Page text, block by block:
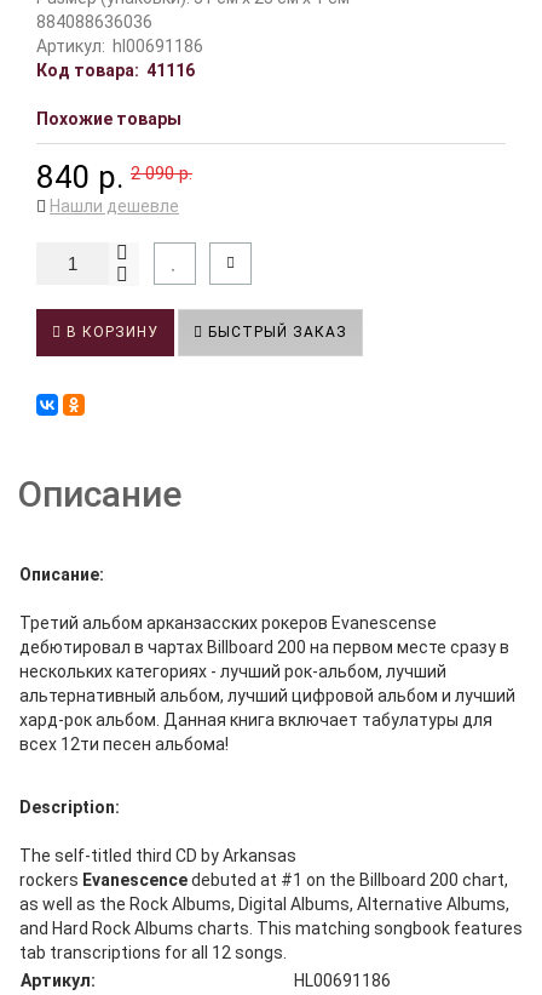
884088636036
Артикул: hl00691186
Код товара: 41116
Похожие товары
840 р. 2 090 р.
Нашли дешевле
В КОРЗИНУ БЫСТРЫЙ ЗАКАЗ
Описание
Описание:
Третий альбом арканзасских рокеров Evanescense
дебютировал в чартах Billboard 200 на первом месте сразу в
нескольких категориях - лучший рок-альбом, лучший
альтернативный альбом, лучший цифровой альбом и лучший
хард-рок альбом. Данная книга включает табулатуры для
всех 12ти песен альбома!
Description:
The self-titled third CD by Arkansas
rockers Evanescencedebuted at #1 on the Billboard 200 chart,
as well as the Rock Albums, Digital Albums, Alternative Albums,
and Hard Rock Albums charts. This matching songbook features
tab transcriptions for all 12 songs.
Артикул:
HL00691186